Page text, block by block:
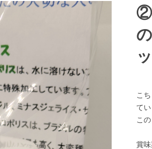
②
こ
てい
こ
賞